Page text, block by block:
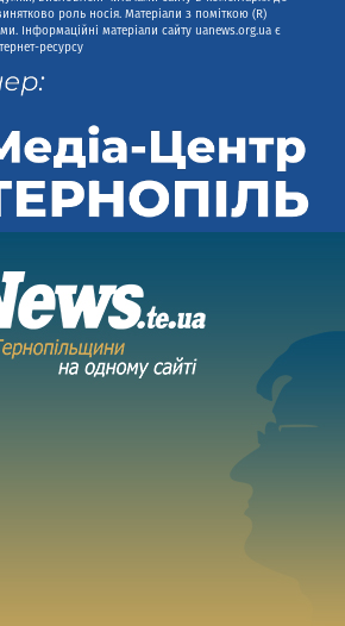
роль носія. Матеріали з поміткою (R)
Інформаційні матеріали сайту uanews.org.ua є
ресурсу